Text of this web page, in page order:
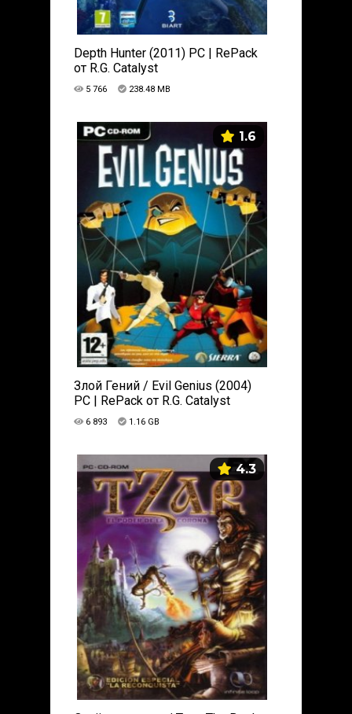
Depth Hunter (2011) PC | RePack
от R.G. Catalyst
5 766 238.48 MB
1.6
Злой Гений / Evil Genius (2004)
PC | RePack от R.G. Catalyst
6 893 1.16 GB
4.3